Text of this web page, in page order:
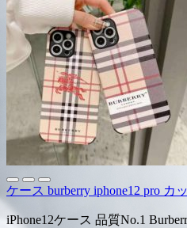
ケース burberry iphone12 pro カ
iPhone12ケース 品質No.1